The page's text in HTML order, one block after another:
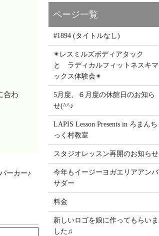
合わ
ーカー♪
#1894 (タイトルなし)
✴レスミルズボディアタック
と ラディカルフィットネスキマ
ックス体験会✴
5月度、６月度の休館日のお知ら
せ(^^♪
LAPIS Lesson Presents in ろまんち
っく村教室
スタジオレッスン再開のお知らせ
今年もイージーヨガエリアアンバ
サダー
料金
新しいロゴを娘に作ってもらいま
した♫